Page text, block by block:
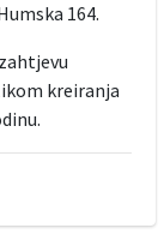
164.
kreiranja